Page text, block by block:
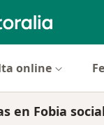
online
en Fobia